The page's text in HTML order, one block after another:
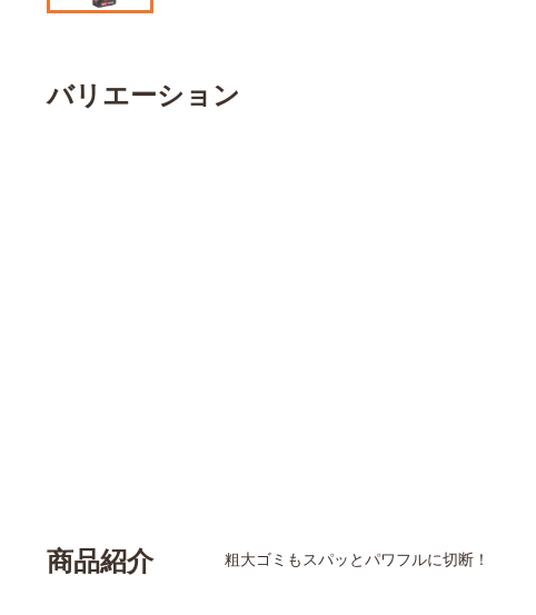
バリエーション
商品紹介 粗大ゴミもスパッとパワフルに切断！